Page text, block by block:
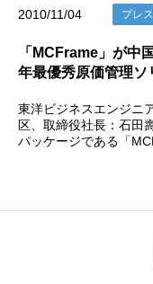
2010/11/04 プレ
「MCFrame」が中
年最優秀原価管理ソ
東洋ビジネスエンジニ
区、取締役社長：石田
パッケージである「